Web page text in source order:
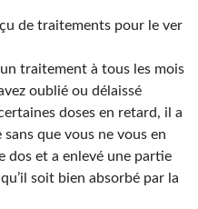
de traitements pour le ver
traitement à tous les mois
oublié ou délaissé
doses en retard, il a
que vous ne vous en
dos et a enlevé une partie
soit bien absorbé par la